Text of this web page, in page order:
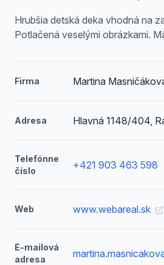
Hrubšia detská deka vhodná na
Potlačená veselými obrázkami.
Firma Martina
Adresa Hlavná 1148/404,
Telefónne
číslo
+421 903 463 598
Web www.webareal.sk
E-mailová
adresa